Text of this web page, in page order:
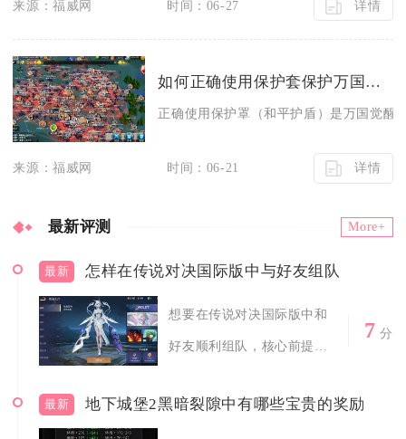
来源：福威网 时间：06-27 详情
如何正确使用保护套保护万国觉醒
正确使用保护罩（和平护盾）是万国觉醒
来源：福威网 时间：06-21 详情
最新评测 More+
最新 怎样在传说对决国际版中与好友组队
想要在传说对决国际版中和
好友顺利组队，核心前提是
7 分
最新 地下城堡2黑暗裂隙中有哪些宝贵的奖励